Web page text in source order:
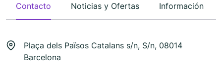
Contacto Noticias y Ofertas Información
Plaça dels Països Catalans s/n, S/n, 08014
Barcelona